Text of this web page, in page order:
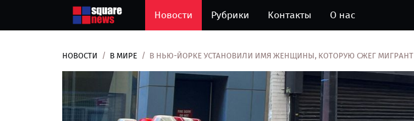
Новости Рубрики Контакты О нас
НОВОСТИ В МИРЕ В НЬЮ-ЙОРКЕ УСТАНОВИЛИ ИМЯ ЖЕНЩИНЫ, КОТОРУЮ СЖЕГ МИГРАНТ